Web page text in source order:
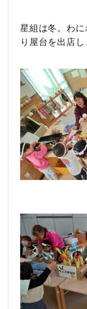
星組は冬。わ
り屋台を出店し